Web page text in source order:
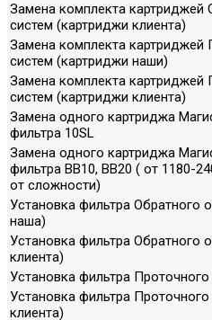
Замена комплекта картриджей
систем (картриджи клиента)
Замена комплекта картриджей
систем (картриджи наши)
Замена комплекта картриджей
систем (картриджи клиента)
Замена одного картриджа
фильтра 10SL
Замена одного картриджа
фильтра ВВ10, ВВ20 ( от 1180-
от сложности)
Установка фильтра Обратного
наша)
Установка фильтра Обратного
клиента)
Установка фильтра
Установка фильтра
клиента)